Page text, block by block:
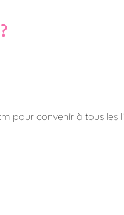
pour convenir à tous les